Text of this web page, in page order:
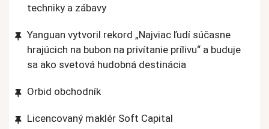
techniky a zábavy
Yanguan vytvoril rekord „Najviac ľudí súčasne
hrajúcich na bubon na privítanie prílivu“ a buduje
sa ako svetová hudobná destinácia
Orbid obchodník
Licencovaný maklér Soft Capital